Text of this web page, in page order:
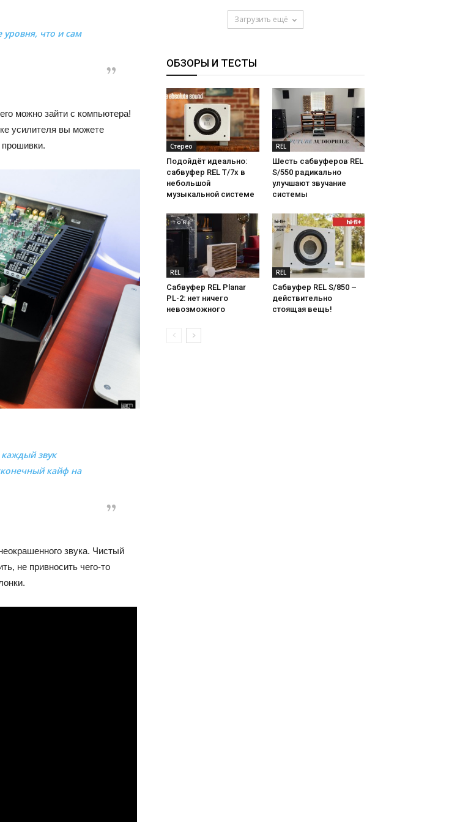
что и сам
можно зайти с компьютера!
усилителя вы можете
прошивки.
звук
кайф на
звука. Чистый
не привносить чего-то
Загрузить ещё
ОБЗОРЫ И ТЕСТЫ
Стерео
Подойдёт идеально:
сабвуфер REL T/7x в
небольшой
музыкальной системе
REL
Шесть сабвуферов REL
S/550 радикально
улучшают звучание
системы
REL
Сабвуфер REL Planar
PL-2: нет ничего
невозможного
REL
Сабвуфер REL S/850 –
действительно
стоящая вещь!